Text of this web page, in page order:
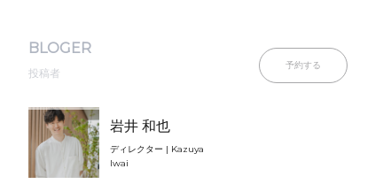
予約する
BLOGER
投稿者
岩井 和也
ディレクター | Kazuya
Iwai